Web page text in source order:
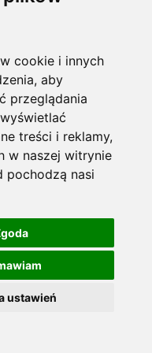
cookie i innych
aby
przeglądania
treści i reklamy,
w naszej witrynie
pochodzą nasi
ustawień